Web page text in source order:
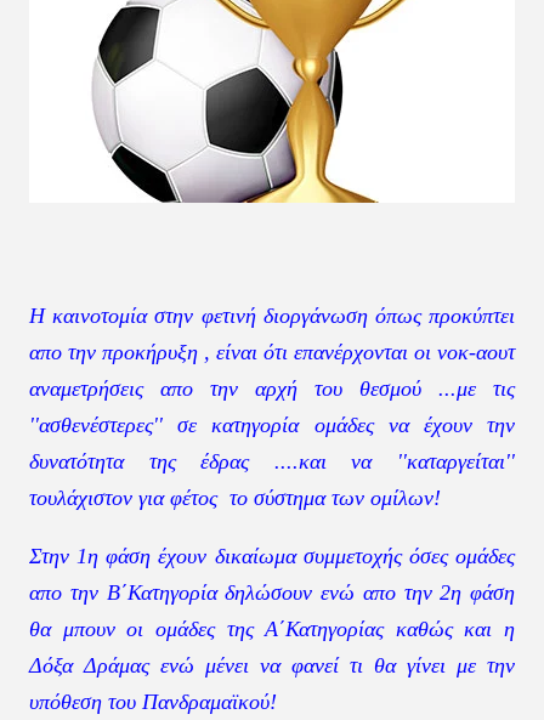
Η καινοτομία στην φετινή διοργάνωση όπως προκύπτει
απο την προκήρυξη , είναι ότι επανέρχονται οι νοκ-αουτ
αναμετρήσεις απο την αρχή του θεσμού ...με τις
''ασθενέστερες'' σε κατηγορία ομάδες να έχουν την
δυνατότητα της έδρας ....και να ''καταργείται''
τουλάχιστον για φέτος το σύστημα των ομίλων!
Στην 1η φάση έχουν δικαίωμα συμμετοχής όσες ομάδες
απο την Β΄Κατηγορία δηλώσουν ενώ απο την 2η φάση
θα μπουν οι ομάδες της Α΄Κατηγορίας καθώς και η
Δόξα Δράμας ενώ μένει να φανεί τι θα γίνει με την
υπόθεση του Πανδραμαϊκού!